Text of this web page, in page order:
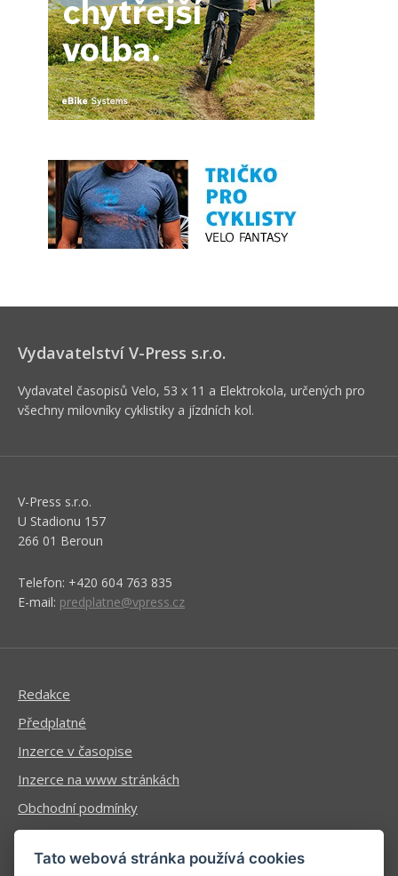
Vydavatelství V-Press s.r.o.
Vydavatel časopisů Velo, 53 x 11 a Elektrokola, určených pro
všechny milovníky cyklistiky a jízdních kol.
V-Press s.r.o.
U Stadionu 157
266 01 Beroun
Telefon: +420 604 763 835
E-mail: predplatne@vpress.cz
Redakce
Předplatné
Inzerce v časopise
Inzerce na www stránkách
Obchodní podmínky
Ochrana osobních údajů
Tato webová stránka používá cookies